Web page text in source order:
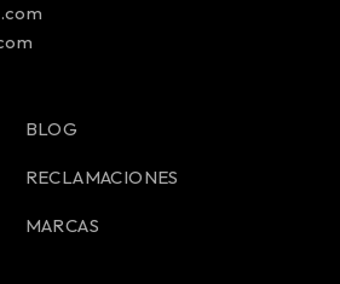
BLOG
RECLAMACIONES
MARCAS